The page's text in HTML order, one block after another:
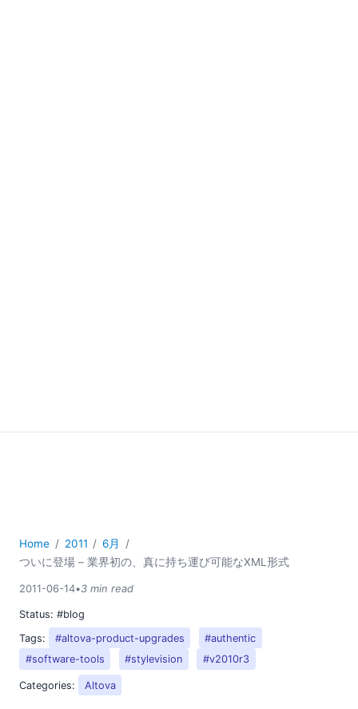
Home 2011
6月
ついに登場 – 業界初の、真に持ち運び可能なXML形式
2011-06-14•3 min read
Status: #blog
Tags:
#altova-product-upgrades
#authentic
#software-tools
#stylevision #v2010r3
Categories: Altova